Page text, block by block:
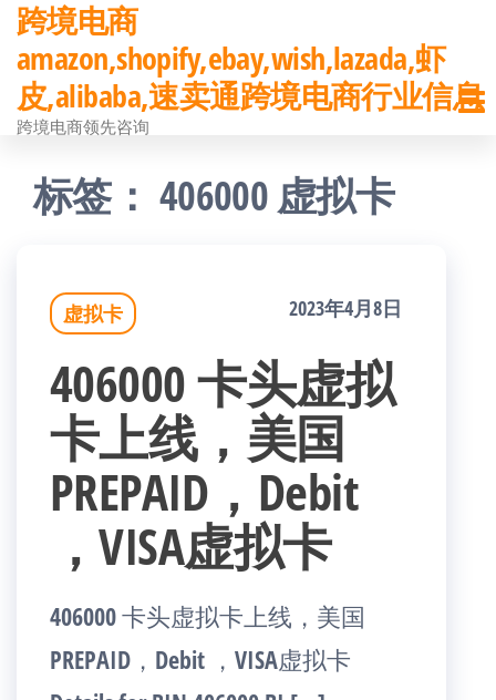
前
往
内
跨境电商
amazon,shopify,ebay,wish,lazada,虾
皮,alibaba,速卖通跨境电商行业信息
跨境电商领先咨询
标签：406000 虚拟卡
虚拟卡 2023年4月8日
406000 卡头虚拟
卡上线，美国
PREPAID，Debit
，VISA虚拟卡
406000 卡头虚拟卡上线，美国
PREPAID，Debit ，VISA虚拟卡